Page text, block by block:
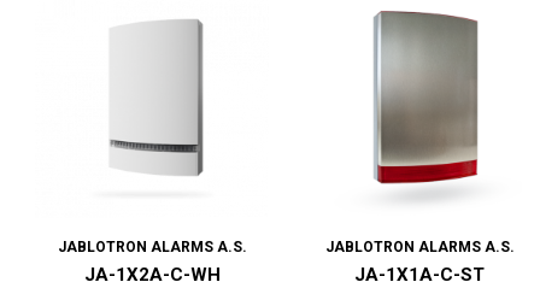
JABLOTRON ALARMS A.S.
JA-1X2A-C-WH
JABLOTRON ALARMS A.S.
JA-1X1A-C-ST